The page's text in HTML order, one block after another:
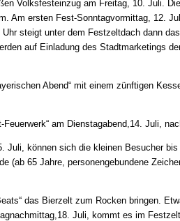
Volksfesteinzug am Freitag, 10. Juli.
Am ersten Fest-Sonntagvormittag, 12.
steigt unter dem Festzeltdach dann
auf Einladung des Stadtmarketings
Abend“ mit einem zünftigen
am Dienstagabend,14. Juli,
Juli, können sich die kleinen Besucher
(ab 65 Jahre, personengebundene
das Bierzelt zum Rocken bringen.
Juli, kommt es im